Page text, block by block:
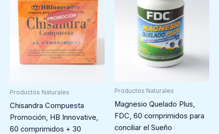
Productos Naturales
Chisandra Compuesta
Promoción, HB Innovative,
60 comprimidos + 30
Productos Naturales
Magnesio Quelado Plus,
FDC, 60 comprimidos para
conciliar el Sueño